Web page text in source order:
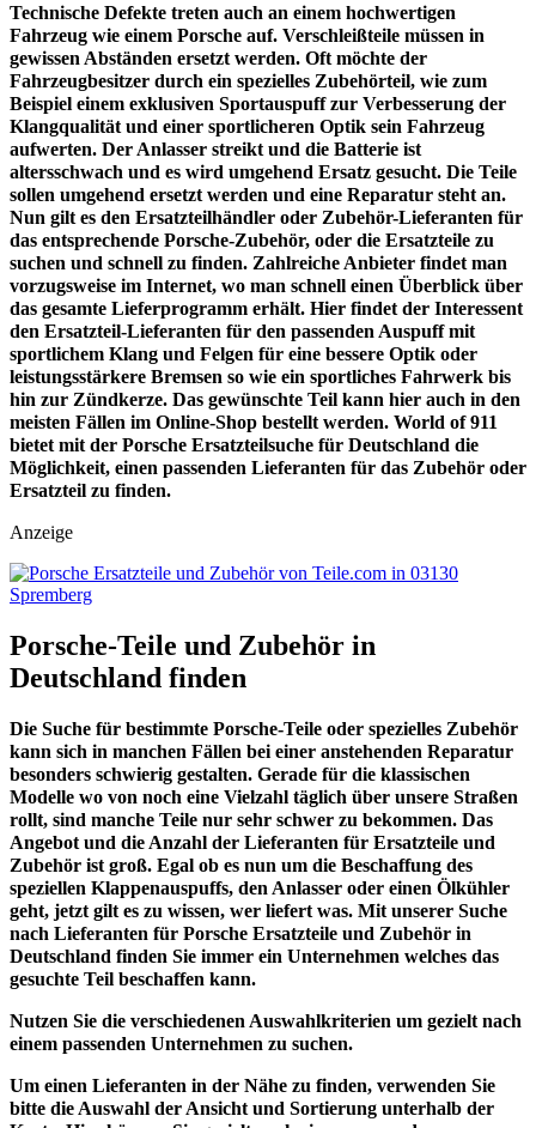
Technische Defekte treten auch an einem hochwertigen
Fahrzeug wie einem Porsche auf. Verschleißteile müssen in
gewissen Abständen ersetzt werden. Oft möchte der
Fahrzeugbesitzer durch ein spezielles Zubehörteil, wie zum
Beispiel einem exklusiven Sportauspuff zur Verbesserung der
Klangqualität und einer sportlicheren Optik sein Fahrzeug
aufwerten. Der Anlasser streikt und die Batterie ist
altersschwach und es wird umgehend Ersatz gesucht. Die Teile
sollen umgehend ersetzt werden und eine Reparatur steht an.
Nun gilt es den Ersatzteilhändler oder Zubehör-Lieferanten für
das entsprechende Porsche-Zubehör, oder die Ersatzteile zu
suchen und schnell zu finden. Zahlreiche Anbieter findet man
vorzugsweise im Internet, wo man schnell einen Überblick über
das gesamte Lieferprogramm erhält. Hier findet der Interessent
den Ersatzteil-Lieferanten für den passenden Auspuff mit
sportlichem Klang und Felgen für eine bessere Optik oder
leistungsstärkere Bremsen so wie ein sportliches Fahrwerk bis
hin zur Zündkerze. Das gewünschte Teil kann hier auch in den
meisten Fällen im Online-Shop bestellt werden. World of 911
bietet mit der Porsche Ersatzteilsuche für Deutschland die
Möglichkeit, einen passenden Lieferanten für das Zubehör oder
Ersatzteil zu finden.
Anzeige
Porsche-Teile und Zubehör in
Deutschland finden
Die Suche für bestimmte Porsche-Teile oder spezielles Zubehör
kann sich in manchen Fällen bei einer anstehenden Reparatur
besonders schwierig gestalten. Gerade für die klassischen
Modelle wo von noch eine Vielzahl täglich über unsere Straßen
rollt, sind manche Teile nur sehr schwer zu bekommen. Das
Angebot und die Anzahl der Lieferanten für Ersatzteile und
Zubehör ist groß. Egal ob es nun um die Beschaffung des
speziellen Klappenauspuffs, den Anlasser oder einen Ölkühler
geht, jetzt gilt es zu wissen, wer liefert was. Mit unserer Suche
nach Lieferanten für Porsche Ersatzteile und Zubehör in
Deutschland finden Sie immer ein Unternehmen welches das
gesuchte Teil beschaffen kann.
Nutzen Sie die verschiedenen Auswahlkriterien um gezielt nach
einem passenden Unternehmen zu suchen.
Um einen Lieferanten in der Nähe zu finden, verwenden Sie
bitte die Auswahl der Ansicht und Sortierung unterhalb der